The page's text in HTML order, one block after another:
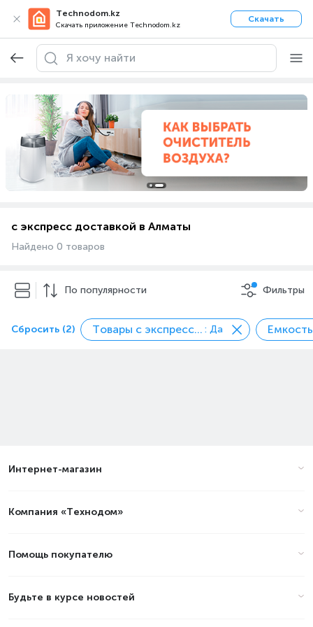
Technodom.kz
Скачать приложение Technodom.kz
Скачать
с экспресс доставкой в Алматы
Найдено 0 товаров
По популярности Фильтры
Сбросить (2) Товары с экспресс доставкой : Да
Интернет-магазин
Компания «Технодом»
Помощь покупателю
Будьте в курсе новостей